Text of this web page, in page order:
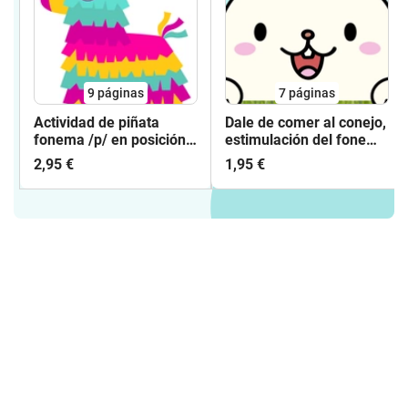
9páginas
Actividad de piñata
fonema /p/ en posición
inicial
2,95 €
7páginas
Dale de comer al conejo,
estimulación del fonema
/k/
1,95 €